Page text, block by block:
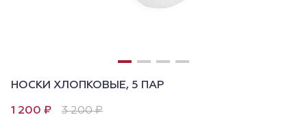
НОСКИ ХЛОПКОВЫЕ, 5 ПАР
1 200 ₽ 3 200 ₽